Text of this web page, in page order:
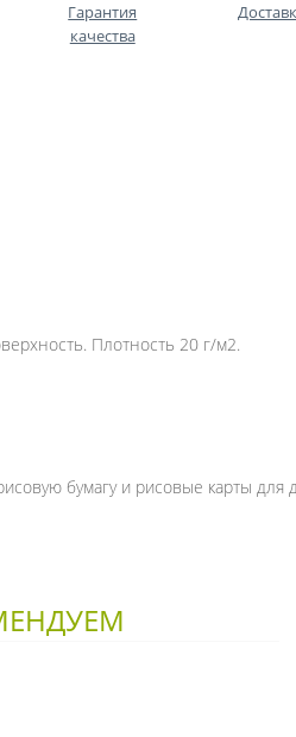
Гарантия
качества
Плотность 20 г/м2.
бумагу и рисовые карты